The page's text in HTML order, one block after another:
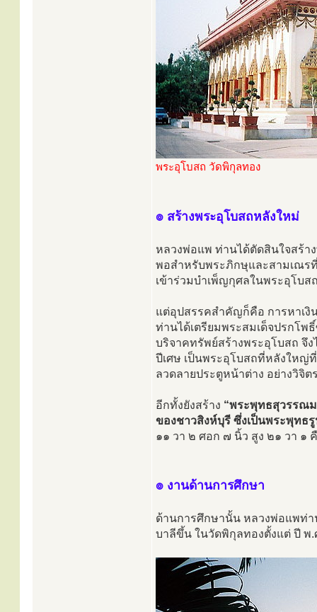
พระอุโบสถ วัดพิกุลทอง
๏ สร้างพระอุโบสถหลังใหม่
หลวงพ่อแพ ท่านได้ตัดสินใจสร้า
พอสำหรับพระภิกษุและสามเณร
เข้าร่วมบำเพ็ญกุศลในพระอุโบส
แต่อุปสรรคสำคัญก็คือ การหาเงิ
ท่านได้เตรียมพระสมเด็จปรกโพ
บริจาคทรัพย์สร้างพระอุโบสถ จึ
ปีเศษ เป็นพระอุโบสถที่หลังให
ลวดลายประตูหน้าต่าง อย่างวิจิ
อีกทั้งยังสร้าง “พระพุทธสุวรรณ
ของชาวสิงห์บุรี ซึ่งเป็นพระพุทธ
๑๑ วา ๒ ศอก ๗ นิ้ว สูง ๒๑ วา ๑
๏ งานด้านการศึกษา
ด้านการศึกษานั้น หลวงพ่อแพท่า
บาลีขึ้น ในวัดพิกุลทองตั้งแต่ ปี